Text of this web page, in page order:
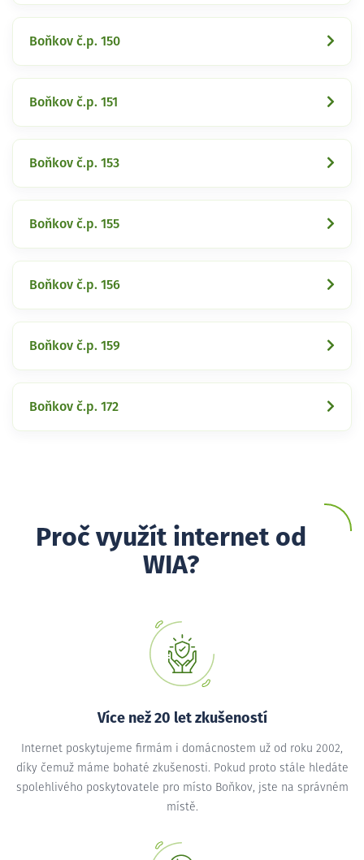
Boňkov č.p. 150
Boňkov č.p. 151
Boňkov č.p. 153
Boňkov č.p. 155
Boňkov č.p. 156
Boňkov č.p. 159
Boňkov č.p. 172
Proč využít internet od
WIA?
Více než 20 let zkušeností
Internet poskytujeme firmám i domácnostem už od roku 2002,
díky čemuž máme bohaté zkušenosti. Pokud proto stále hledáte
spolehlivého poskytovatele pro místo Boňkov, jste na správném
místě.